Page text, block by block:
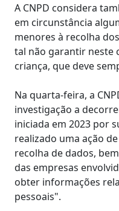
A CNPD considera
em circunstância
menores à recolha
tal não garantir neste
criança, que deve
Na quarta-feira, a
investigação a
iniciada em 2023 por
realizado uma ação
recolha de dados,
das empresas
obter informações
pessoais".